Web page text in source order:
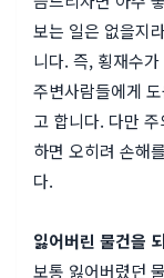
보는 일은 없을지
니다. 즉, 횡재수
주변사람들에게
고 합니다. 다만
하면 오히려 손해
다.
잃어버린 물건을
보통 잃어버렸던